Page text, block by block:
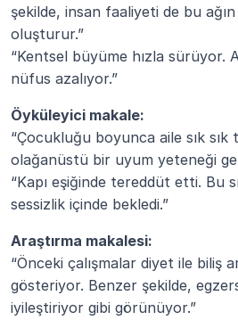
şekilde, insan faaliyeti de bu ağın
oluşturur.”
“Kentsel büyüme hızla sürüyor.
nüfus azalıyor.”
Öyküleyici makale:
“Çocukluğu boyunca aile sık sık
olağanüstü bir uyum yeteneği
“Kapı eşiğinde tereddüt etti. Bu
sessizlik içinde bekledi.”
Araştırma makalesi:
“Önceki çalışmalar diyet ile biliş
gösteriyor. Benzer şekilde,
iyileştiriyor gibi görünüyor.”